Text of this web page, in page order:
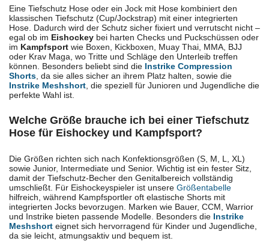
Eine Tiefschutz Hose oder ein Jock mit Hose kombiniert den
klassischen Tiefschutz (Cup/Jockstrap) mit einer integrierten
Hose. Dadurch wird der Schutz sicher fixiert und verrutscht nicht –
egal ob im Eishockey bei harten Checks und Puckschüssen oder
im Kampfsport wie Boxen, Kickboxen, Muay Thai, MMA, BJJ
oder Krav Maga, wo Tritte und Schläge den Unterleib treffen
können. Besonders beliebt sind die Instrike Compression
Shorts , da sie alles sicher an ihrem Platz halten, sowie die
Instrike Meshshort , die speziell für Junioren und Jugendliche die
perfekte Wahl ist.
Welche Größe brauche ich bei einer Tiefschutz
Hose für Eishockey und Kampfsport?
Die Größen richten sich nach Konfektionsgrößen (S, M, L, XL)
sowie Junior, Intermediate und Senior. Wichtig ist ein fester Sitz,
damit der Tiefschutz-Becher den Genitalbereich vollständig
umschließt. Für Eishockeyspieler ist unsere Größentabelle
hilfreich, während Kampfsportler oft elastische Shorts mit
integrierten Jocks bevorzugen. Marken wie Bauer, CCM, Warrior
und Instrike bieten passende Modelle. Besonders die Instrike
Meshshort eignet sich hervorragend für Kinder und Jugendliche,
da sie leicht, atmungsaktiv und bequem ist.